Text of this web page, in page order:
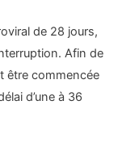
de 28 jours,
Afin de
être commencée
d’une à 36